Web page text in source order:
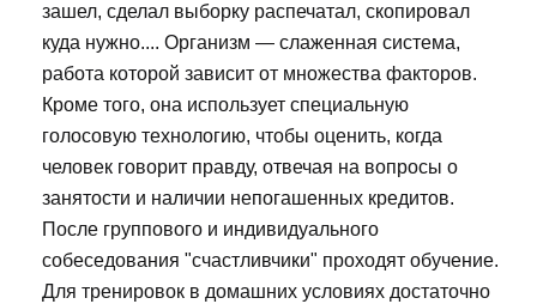
зашел, сделал выборку распечатал, скопировал
куда нужно.... Организм — слаженная система,
работа которой зависит от множества факторов.
Кроме того, она использует специальную
голосовую технологию, чтобы оценить, когда
человек говорит правду, отвечая на вопросы о
занятости и наличии непогашенных кредитов.
После группового и индивидуального
собеседования "счастливчики" проходят обучение.
Для тренировок в домашних условиях достаточно